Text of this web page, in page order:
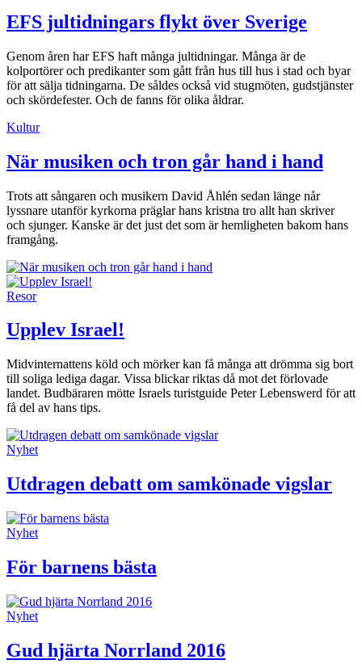
EFS jultidningars flykt över Sverige
Genom åren har EFS haft många jultidningar. Många är de
kolportörer och predikanter som gått från hus till hus i stad och byar
för att sälja tidningarna. De såldes också vid stugmöten, gudstjänster
och skördefester. Och de fanns för olika åldrar.
Kultur
När musiken och tron går hand i hand
Trots att sångaren och musikern David Åhlén sedan länge når
lyssnare utanför kyrkorna präglar hans kristna tro allt han skriver
och sjunger. Kanske är det just det som är hemligheten bakom hans
framgång.
Resor
Upplev Israel!
Midvinternattens köld och mörker kan få många att drömma sig bort
till soliga lediga dagar. Vissa blickar riktas då mot det förlovade
landet. Budbäraren mötte Israels turistguide Peter Lebenswerd för att
få del av hans tips.
Nyhet
Utdragen debatt om samkönade vigslar
Nyhet
För barnens bästa
Nyhet
Gud hjärta Norrland 2016